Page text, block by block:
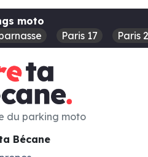
moto
Paris 17 Paris
Bécane
du parking moto